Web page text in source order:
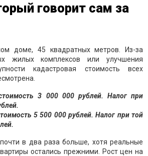
говорит сам за
доме, 45 квадратных метров. Из-за
жилых комплексов или улучшения
кадастровая стоимость всех
3 000 000 рублей. Налог при
5 500 000 рублей. Налог при той
в два раза больше, хотя реальные
остались прежними. Рост цен на